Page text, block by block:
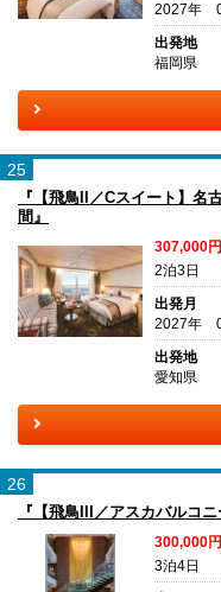
2027年
出発地
福岡県
25
『【飛鳥II／Cスイート】
間』
307,000
2泊3日
出発月
2027年
出発地
愛知県
26
『【飛鳥III／アスカバルコ
300,000
3泊4日